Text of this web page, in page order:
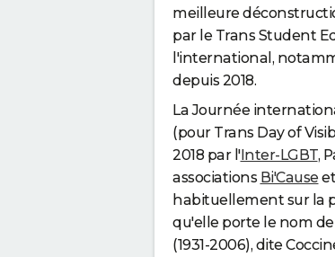
meilleure
par le Trans Student
l'international,
depuis 2018.
La Journée
(pour Trans Day of
2018 par l'Inter-LGBT,
associations Bi'Cause et
habituellement sur la
qu'elle porte le nom
(1931-2006), dite